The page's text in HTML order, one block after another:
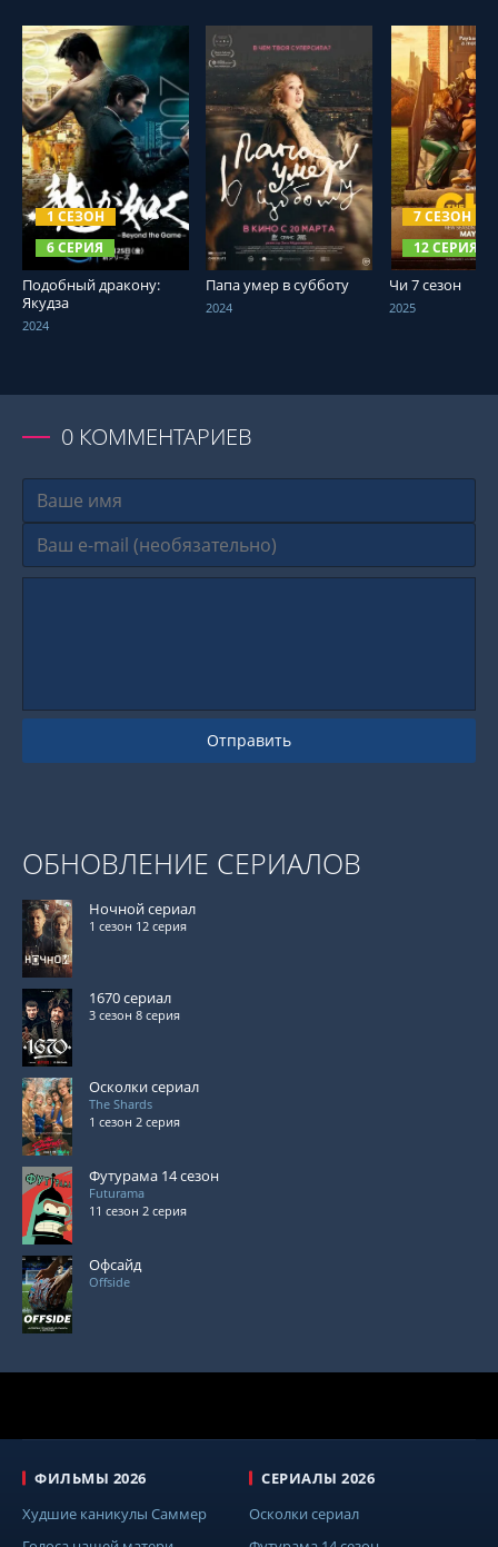
1 СЕЗОН
6 СЕРИЯ
СМОТРЕТЬ ОНЛАЙН
Подобный дракону:
Якудза
2024
СМОТРЕТЬ ОНЛАЙН
Папа умер в субботу
2024
7 СЕЗОН
12 СЕРИЯ
СМОТРЕТЬ
Чи 7 сезон
2025
0 КОММЕНТАРИЕВ
Отправить
ОБНОВЛЕНИЕ СЕРИАЛОВ
Ночной сериал
1 сезон 12 серия
1670 сериал
3 сезон 8 серия
Осколки сериал
The Shards
1 сезон 2 серия
Футурама 14 сезон
Futurama
11 сезон 2 серия
Офсайд
Offside
ФИЛЬМЫ 2026
Худшие каникулы Саммер
СЕРИАЛЫ 2026
Осколки сериал